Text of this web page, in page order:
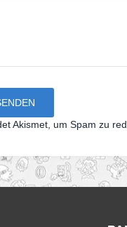
Akismet, um Spam zu